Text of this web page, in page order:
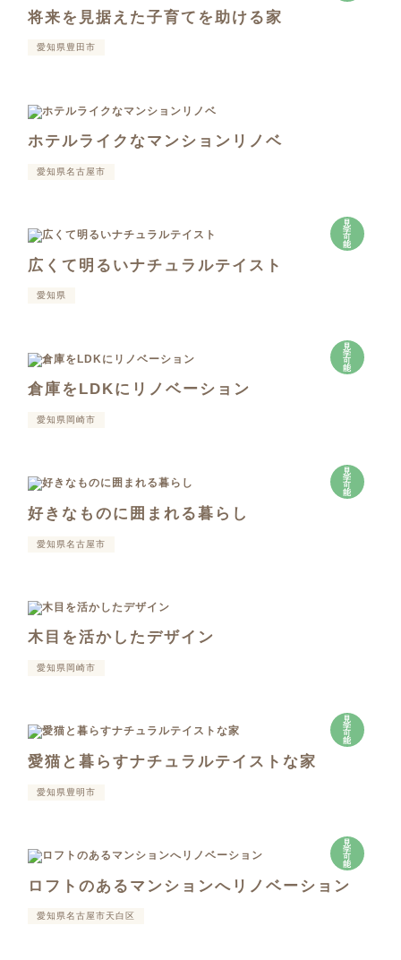
将来を見据えた子育てを助ける家
愛知県豊田市
ホテルライクなマンションリノベ
愛知県名古屋市
見
学
可
能
広くて明るいナチュラルテイスト
愛知県
見
学
可
能
倉庫をLDKにリノベーション
愛知県岡崎市
見
学
可
能
好きなものに囲まれる暮らし
愛知県名古屋市
木目を活かしたデザイン
愛知県岡崎市
見
学
可
能
愛猫と暮らすナチュラルテイストな家
愛知県豊明市
見
学
可
能
ロフトのあるマンションへリノベーション
愛知県名古屋市天白区